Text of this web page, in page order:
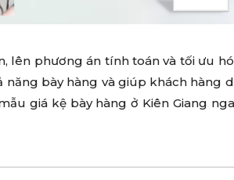
lên phương án tính toán và tối ưu
bày hàng và giúp khách hàng
giá kệ bày hàng ở Kiên Giang